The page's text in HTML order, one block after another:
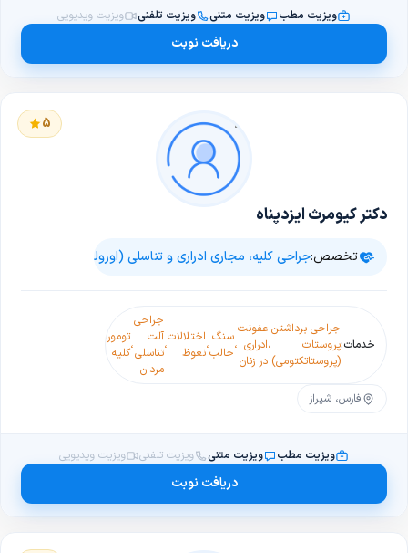
ویزیت مطب ویزیت متنی ویزیت تلفنی ویزیت ویدیویی
دریافت نوبت
5
دکتر کیومرث ایزدپناه
تخصص:جراحی کلیه، مجاری ادراری و تناسلی (اورولوژی)
خدمات:
جراحی برداشتن
پروستات
(پروستاتکتومی)
،
عفونت
ادراری
در زنان
،سنگ
حالب،اختلالات
نعوظ
،
جراحی
آلت
تناسلی
مردان
،تومورهای
کلیه
فارس، شیراز
ویزیت مطب ویزیت متنی ویزیت تلفنی ویزیت ویدیویی
دریافت نوبت